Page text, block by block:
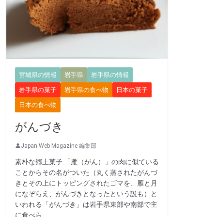
宮城県の情報 岩手県 岩手県の情報
岩手県の菓子 岩手県の食べ物 日本の菓子
日本の食べ物
がんづき
Japan Web Magazine 編集部
素朴な郷土菓子 「雁（がん）」の肉に似ている
ことからその名がついた（丸く蒸されたがんづ
きとその上にトッピングされたゴマを、雁と月
になぞらえ、がんづきとなったという説も）と
いわれる「がんづき」は岩手県東部や南部で主
に食べら